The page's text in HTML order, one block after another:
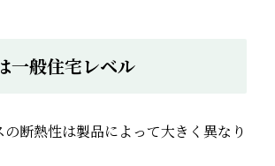
一般住宅レベル
の断熱性は製品によって大きく異なり